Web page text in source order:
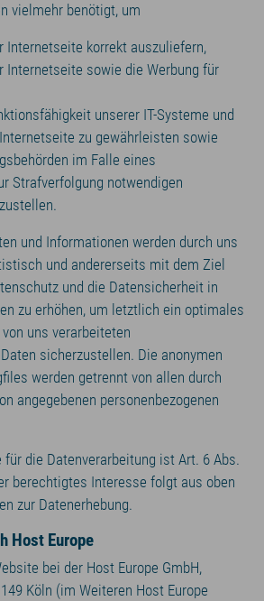
vielmehr benötigt, um
Internetseite korrekt auszuliefern,
Internetseite sowie die Werbung für
unserer IT-Systeme und
zu gewährleisten sowie
im Falle eines
Strafverfolgung notwendigen
und Informationen werden durch uns
und andererseits mit dem Ziel
und die Datensicherheit in
zu erhöhen, um letztlich ein optimales
uns verarbeiteten
sicherzustellen. Die anonymen
werden getrennt von allen durch
angegebenen personenbezogenen
für die Datenverarbeitung ist Art. 6 Abs.
berechtigtes Interesse folgt aus oben
zur Datenerhebung.
Host Europe
bei der Host Europe GmbH,
Köln (im Weiteren Host Europe